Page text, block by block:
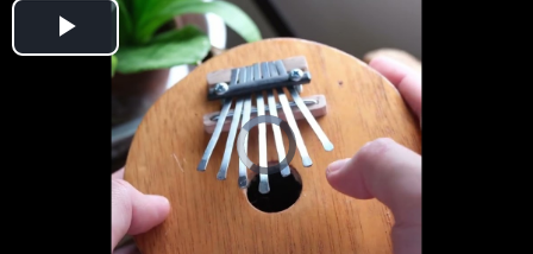
Video
Player
is
loading.
Play
Video